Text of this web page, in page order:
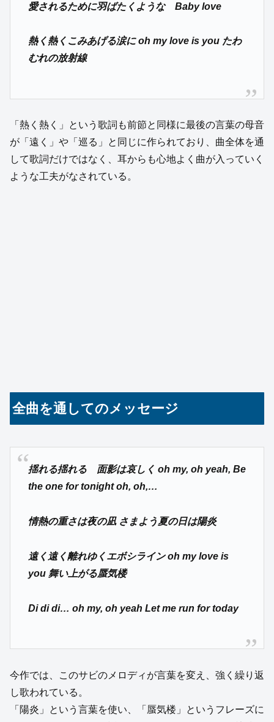
愛されるために羽ばたくような Baby love
熱く熱くこみあげる涙に oh my love is you たわ
むれの放射線
「熱く熱く」という歌詞も前節と同様に最後の言葉の母音
が「遠く」や「巡る」と同じに作られており、曲全体を通
して歌詞だけではなく、耳からも心地よく曲が入っていく
ような工夫がなされている。
全曲を通してのメッセージ
揺れる揺れる 面影は哀しく oh my, oh yeah, Be
the one for tonight oh, oh,…
情熱の重さは夜の凪 さまよう夏の日は陽炎
遠く遠く離れゆくエボシライン oh my love is
you 舞い上がる蜃気楼
Di di di… oh my, oh yeah Let me run for today
今作では、このサビのメロディが言葉を変え、強く繰り返
し歌われている。
「陽炎」という言葉を使い、「蜃気楼」というフレーズに